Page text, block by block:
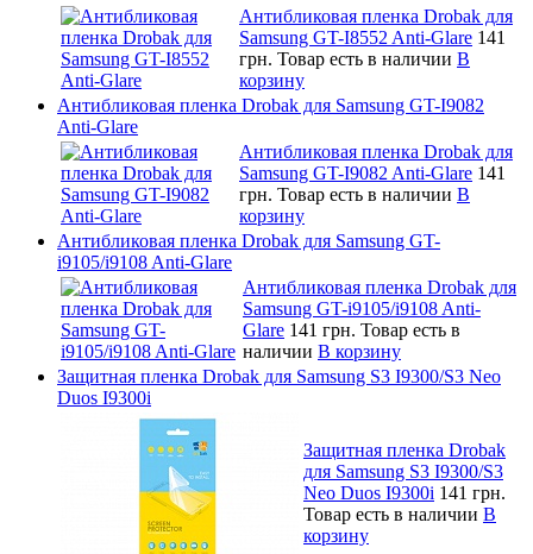
Антибликовая пленка Drobak для
Samsung GT-I8552 Anti-Glare 141
грн. Товар есть в наличии В
корзину
Антибликовая пленка Drobak для Samsung GT-I9082
Anti-Glare
Антибликовая пленка Drobak для
Samsung GT-I9082 Anti-Glare 141
грн. Товар есть в наличии В
корзину
Антибликовая пленка Drobak для Samsung GT-
i9105/i9108 Anti-Glare
Антибликовая пленка Drobak для
Samsung GT-i9105/i9108 Anti-
Glare 141 грн. Товар есть в
наличии В корзину
Защитная пленка Drobak для Samsung S3 I9300/S3 Neo
Duos I9300i
Защитная пленка Drobak
для Samsung S3 I9300/S3
Neo Duos I9300i 141 грн.
Товар есть в наличии В
корзину